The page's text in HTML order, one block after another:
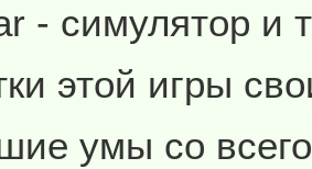
- симулятор и
этой игры
умы со